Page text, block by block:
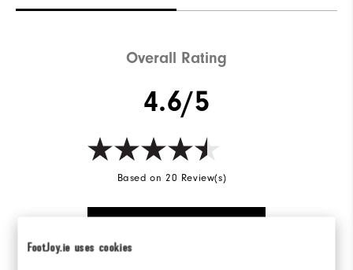
FootJoy.ie uses cookies
Overall Rating
4.6/5
Based on 20 Review(s)